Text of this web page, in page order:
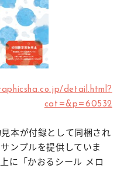
detail.html?
cat=&p=60532
本が付録として同梱され
ンプルを提供していま
に「かおるシール メロ